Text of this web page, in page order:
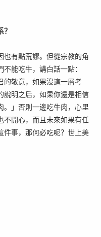
也有點荒謬。但從宗教的角
能吃牛，講白話一點：
的敬意，如果沒這一層考
說明之后，如果你還是相信
。」否則一邊吃牛肉，心里
不開心，而且未來如果有任
件事，那何必吃呢？世上美